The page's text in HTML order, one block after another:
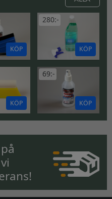
KÖP
280:-
KÖP
KÖP
69:-
KÖP